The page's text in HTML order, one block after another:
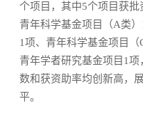
个项目，其中5个项目获
青年科学基金项目（A类
1项、青年科学基金项目
青年学者研究基金项目1
数和获资助率均创新高，
平。